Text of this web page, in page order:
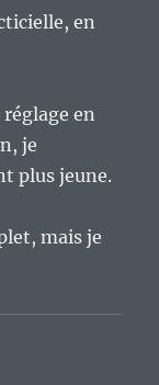
en
réglage en
je
plus jeune.
mais je